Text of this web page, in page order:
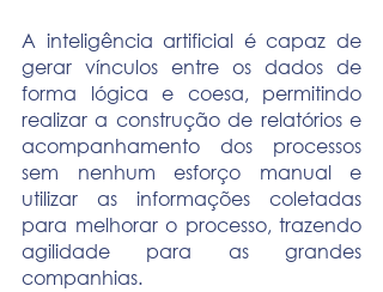
A inteligência artificial é capaz de
gerar vínculos entre os dados de
forma lógica e coesa, permitindo
realizar a construção de relatórios e
acompanhamento dos processos
sem nenhum esforço manual e
utilizar as informações coletadas
para melhorar o processo, trazendo
agilidade para as grandes
companhias.